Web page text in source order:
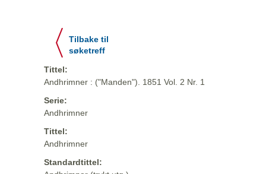
Tilbake til
søketreff
Tittel:
Andhrimner : ("Manden"). 1851 Vol. 2 Nr. 1
Serie:
Andhrimner
Tittel:
Andhrimner
Standardtittel: